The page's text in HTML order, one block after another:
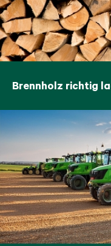
Brennholz richtig